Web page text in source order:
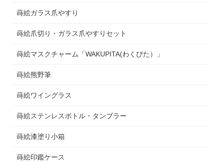
蒔絵ガラス爪やすり
蒔絵爪切り・ガラス爪やすりセット
蒔絵マスクチャーム「WAKUPITA(わくぴた）」
蒔絵熊野筆
蒔絵ワイングラス
蒔絵ステンレスボトル・タンブラー
蒔絵漆塗り小箱
蒔絵印鑑ケース